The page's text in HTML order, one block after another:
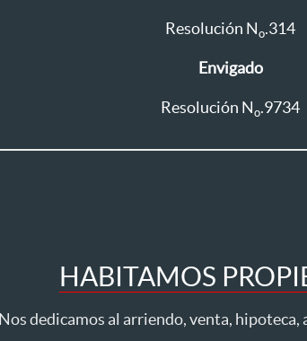
Resolución No.314
Envigado
Resolución No.9734
HABITAMOS
Nos dedicamos al arriendo, venta,